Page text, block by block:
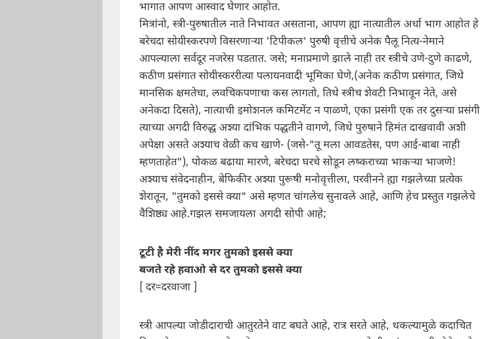
भागात आपण आस्वाद घेणार आहोत.
मित्रांनो, स्त्री-पुरुषातील नाते निभावत असताना, आपण ह्या नात्यातील अर्धा भाग आहोत हे
बरेचदा सोयीस्करपणे विसरणाऱ्या 'टिपीकल' पुरुषी वृत्तीचे अनेक पैलू नित्य-नेमाने
आपल्याला सर्वदूर नजरेस पडतात. जसे; मनाप्रमाणे झाले नाही तर स्त्रीचे उणे-दुणे काढणे,
कठीण प्रसंगात सोयीस्कररीत्या पलायनवादी भूमिका घेणे,(अनेक कठीण प्रसंगात, जिथे
मानसिक क्षमतेचा, लवचिकपणाचा कस लागतो, तिथे स्त्रीच शेवटी निभावून नेते, असे
अनेकदा दिसते), नात्याची इमोशनल कमिटमेंट न पाळणे, एका प्रसंगी एक तर दुसऱ्या प्रसंगी
त्याच्या अगदी विरुद्ध अश्या दांभिक पद्धतीने वागणे, जिथे पुरुषाने हिमंत दाखवावी अशी
अपेक्षा असते अश्याच वेळी कच खाणे- (जसे-"तू मला आवडतेस, पण आई-बाबा नाही
म्हणताहेत"), पोकळ बढाया मारणे, बरेचदा घरचे सोडून लष्कराच्या भाकऱ्या भाजणे!
अश्याच संवेदनाहीन, बेफिकीर अश्या पुरूषी मनोवृत्तीला, परवीनने ह्या गझलेच्या प्रत्येक
शेरातून, "तुमको इससे क्या" असे म्हणत चांगलेच सुनावले आहे, आणि हेच प्रस्तुत गझलेचे
वैशिष्ठ्य आहे.गझल समजायला अगदी सोपी आहे;
टूटी है मेरी नींद मगर तुमको इससे क्या
बजते रहे हवाओ से दर तुमको इससे क्या
[ दर=दरवाजा ]
स्त्री आपल्या जोडीदाराची आतुरतेने वाट बघते आहे, रात्र सरते आहे, थकल्यामुळे कदाचित